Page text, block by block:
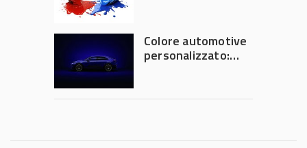
Colore automotive
personalizzato:
diventa ingegneria